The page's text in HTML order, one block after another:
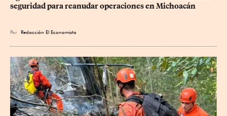
seguridad para reanudar operaciones en Michoacán
Por Redacción El Economista